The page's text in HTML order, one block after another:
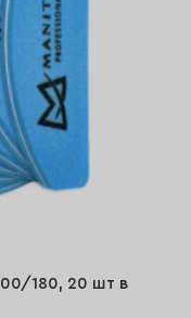
180, 20 шт в